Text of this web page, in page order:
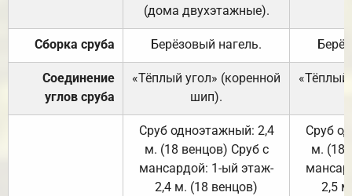
(дома двухэтажные).
Сборка сруба Берёзовый нагель.
Соединение
углов сруба
«Тёплый угол» (коренной
шип).
«Тёплый
Сруб одноэтажный: 2,4
м. (18 венцов) Сруб с
мансардой: 1-ый этаж-
2,4 м. (18 венцов)
Сруб
м. (18
2,5